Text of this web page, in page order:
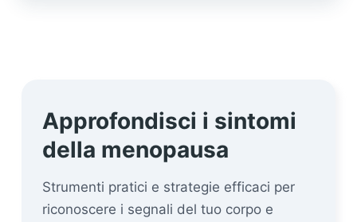
Approfondisci i sintomi
della menopausa
Strumenti pratici e strategie efficaci per
riconoscere i segnali del tuo corpo e